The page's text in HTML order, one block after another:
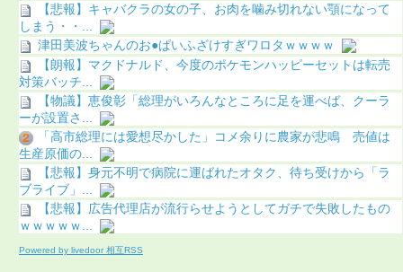
【悲報】キャバクラの女の子、お肉を噛み切れない顎になって
しまう・・...
津田美波ちゃんのお●ぱいふざけすぎワロタｗｗｗｗ
【朗報】マクドナルド、今度のポケモンハッピーセットは転売
対策バッチ...
【物議】恵俊彰「総理がいろんなところに足を運べば、クーラ
ーが設置さ...
「高市総理には愛想尽かした」コメ余りに農家が悲鳴 売値は
生産原価の...
【悲報】身元不明で病院に運ばれたオタク、待ち受けから「ラ
ブライブ」...
【悲報】広告代理店が流行らせようとしてガチで失敗したもの
ｗｗｗｗｗ...
Powered by livedoor 相互RSS